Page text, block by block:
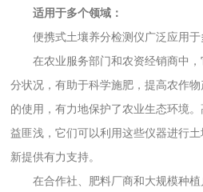
适用于多个领域：
便携式土壤养分检测仪广泛应用于
在农业服务部门和农资经销商中
分状况，有助于科学施肥，提高农作
的使用，有力地保护了农业生态环境
益匪浅，它们可以利用这些仪器进行
新提供有力支持。
在合作社、肥料厂商和大规模种